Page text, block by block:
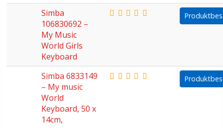
Simba
106830692 –
My Music
World Girls
Keyboard
Simba 6833149
– My music
World
Keyboard, 50 x
14cm,